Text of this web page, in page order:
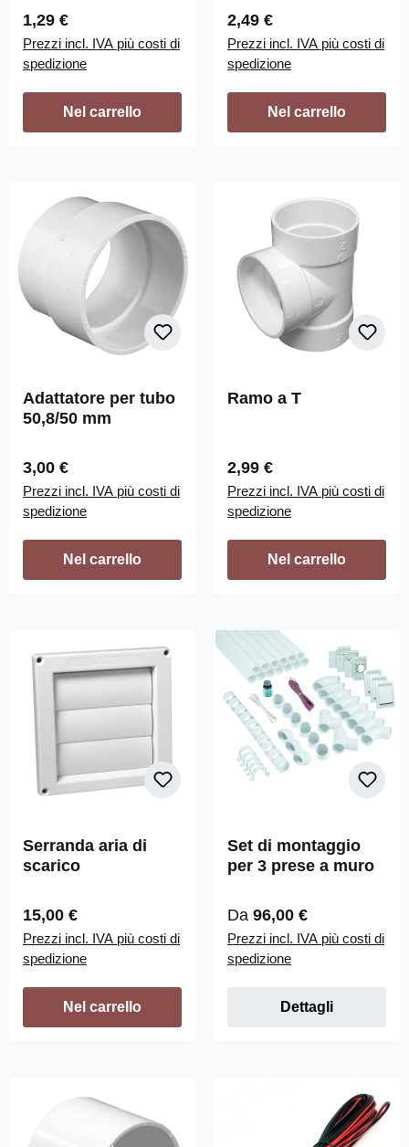
Prezzo normale:
1,29 €
Prezzi incl. IVA più costi di
spedizione
Nel carrello
Prezzo normale:
2,49 €
Prezzi incl. IVA più costi di
spedizione
Nel carrello
Adattatore per tubo
50,8/50 mm
Prezzo normale:
3,00 €
Prezzi incl. IVA più costi di
spedizione
Nel carrello
Ramo a T
Prezzo normale:
2,99 €
Prezzi incl. IVA più costi di
spedizione
Nel carrello
Serranda aria di
scarico
Prezzo normale:
15,00 €
Prezzi incl. IVA più costi di
spedizione
Nel carrello
Set di montaggio
per 3 prese a muro
Prezzo normale:
Da 96,00 €
Prezzi incl. IVA più costi di
spedizione
Dettagli